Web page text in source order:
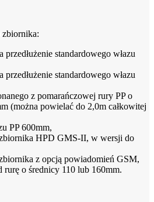
zbiornika:
standardowego włazu
standardowego włazu
z pomarańczowej rury PP o
(można powielać do 2,0m całkowitej
PP 600mm,
zbiornika HPD GMS-II, w wersji do
z opcją powiadomień GSM,
rurę o średnicy 110 lub 160mm.